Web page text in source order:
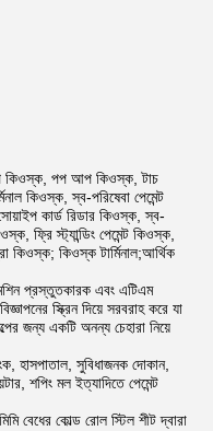
পে কিওস্ক, পপ আপ কিওস্ক, টাচ
কিওস্ক, স্ব-পরিষেবা পেমেন্ট
কার্ড রিডার কিওস্ক, স্ব-
ফ্রি স্ট্যান্ডিং পেমেন্ট কিওস্ক,
কিওস্ক; কিওস্ক টার্মিনাল;আর্থিক
প্রস্তুতকারক এবং এটিএম
স্ক্রিন দিয়ে সরবরাহ করে যা
জন্য একটি অনন্য চেহারা নিয়ে
হাসপাতাল, সুবিধাজনক দোকান,
শপিং মল ইত্যাদিতে পেমেন্ট
বেধের কোল্ড রোল স্টিল শীট দ্বারা